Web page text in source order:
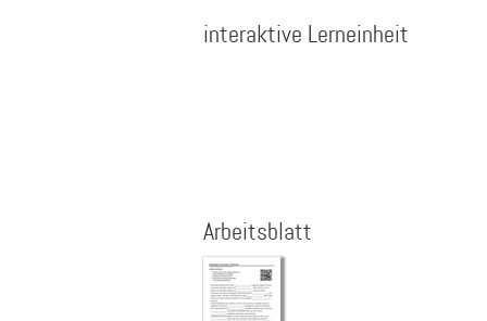
interaktive Lerneinheit
Arbeitsblatt